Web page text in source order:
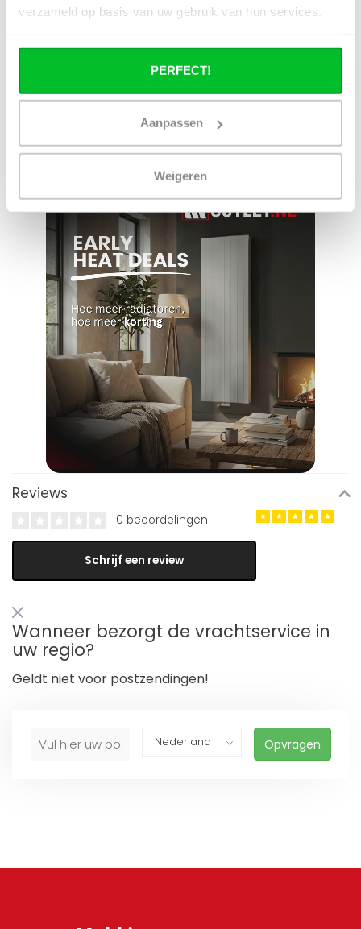
verzameld op basis van uw gebruik van hun services.
PERFECT!
Aanpassen
Weigeren
Ruim assortiment
Levering uit eigen
14 dagen bedenktijd
Niet goed = Geld terug
Zelf ophalen in de
Wij zijn 6 dagen per
Snelle levering in
Geen onverwachte
Reviews
0 beoordelingen
Schrijf een review
Wanneer bezorgt de vrachtservice in
uw regio?
Geldt niet voor postzendingen!
Opvragen